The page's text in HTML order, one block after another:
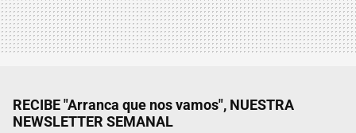
RECIBE "Arranca que nos vamos", NUESTRA
NEWSLETTER SEMANAL